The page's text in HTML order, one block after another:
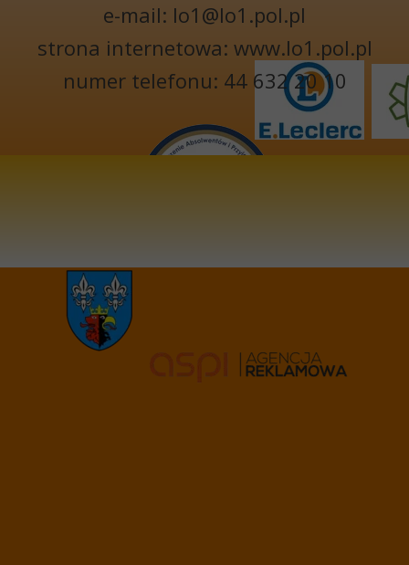
e-mail: lo1@lo1.pol.pl
strona internetowa: www.lo1.pol.pl
numer telefonu: 44 632 20 10